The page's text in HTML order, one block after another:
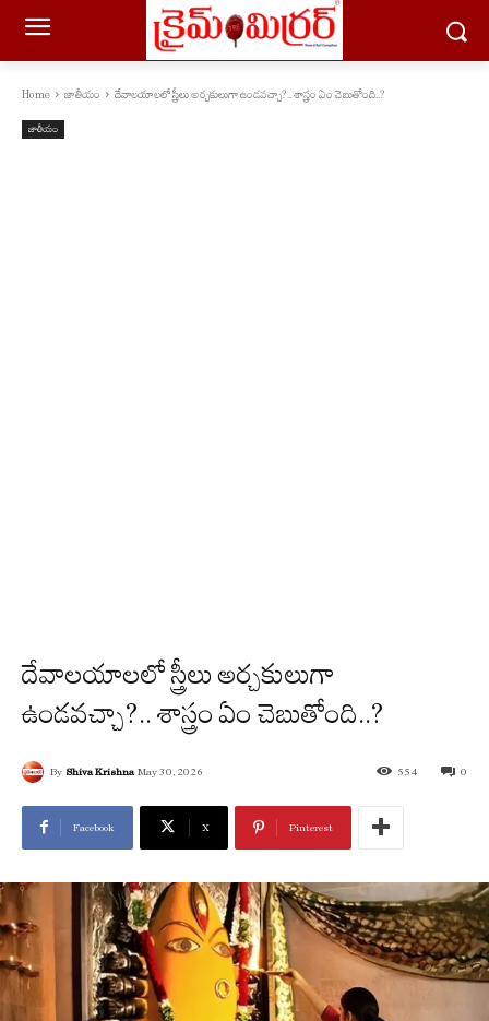
Home జాతీయం దేవాలయాలలో స్త్రీలు అర్చకులుగా ఉండవచ్చా?.. శాస్త్రం ఏం చెబుతోంది..?
జాతీయం
దేవాలయాలలో స్త్రీలు అర్చకులుగా
ఉండవచ్చా?.. శాస్త్రం ఏం చెబుతోంది..?
By Shiva Krishna May 30, 2026 0
554
Facebook X Pinterest